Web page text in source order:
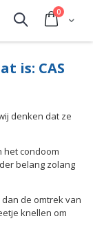
Cart
0
Search
is: CAS
denken dat ze
het condoom
belang zolang
de omtrek van
knellen om